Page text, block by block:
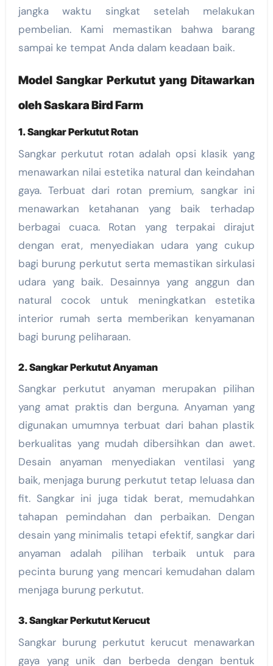
jangka waktu singkat setelah melakukan
pembelian. Kami memastikan bahwa barang
sampai ke tempat Anda dalam keadaan baik.
Model Sangkar Perkutut yang Ditawarkan
oleh Saskara Bird Farm
1. Sangkar Perkutut Rotan
Sangkar perkutut rotan adalah opsi klasik yang
menawarkan nilai estetika natural dan keindahan
gaya. Terbuat dari rotan premium, sangkar ini
menawarkan ketahanan yang baik terhadap
berbagai cuaca. Rotan yang terpakai dirajut
dengan erat, menyediakan udara yang cukup
bagi burung perkutut serta memastikan sirkulasi
udara yang baik. Desainnya yang anggun dan
natural cocok untuk meningkatkan estetika
interior rumah serta memberikan kenyamanan
bagi burung peliharaan.
2. Sangkar Perkutut Anyaman
Sangkar perkutut anyaman merupakan pilihan
yang amat praktis dan berguna. Anyaman yang
digunakan umumnya terbuat dari bahan plastik
berkualitas yang mudah dibersihkan dan awet.
Desain anyaman menyediakan ventilasi yang
baik, menjaga burung perkutut tetap leluasa dan
fit. Sangkar ini juga tidak berat, memudahkan
tahapan pemindahan dan perbaikan. Dengan
desain yang minimalis tetapi efektif, sangkar dari
anyaman adalah pilihan terbaik untuk para
pecinta burung yang mencari kemudahan dalam
menjaga burung perkutut.
3. Sangkar Perkutut Kerucut
Sangkar burung perkutut kerucut menawarkan
gaya yang unik dan berbeda dengan bentuk